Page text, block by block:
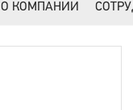
О КОМПАНИИ